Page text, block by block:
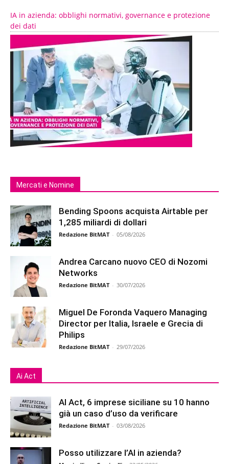
IA in azienda: obblighi normativi, governance e protezione
dei dati
Mercati e Nomine
Bending Spoons acquista Airtable per
1,285 miliardi di dollari
Redazione BitMAT - 05/08/2026
Andrea Carcano nuovo CEO di Nozomi
Networks
Redazione BitMAT - 30/07/2026
Miguel De Foronda Vaquero Managing
Director per Italia, Israele e Grecia di
Philips
Redazione BitMAT - 29/07/2026
Ai Act
AI Act, 6 imprese siciliane su 10 hanno
già un caso d’uso da verificare
Redazione BitMAT - 03/08/2026
Posso utilizzare l’AI in azienda?